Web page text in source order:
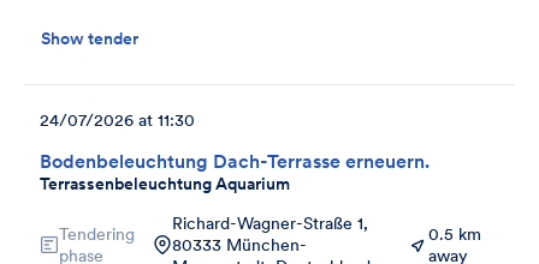
Show tender
Bodenbeleuchtung Dach-Terrasse erneuern.
Terrassenbeleuchtung Aquarium
24/07/2026 at 11:30
Tendering
phase
Richard-Wagner-Straße 1,
80333 München-
0.5 km
away